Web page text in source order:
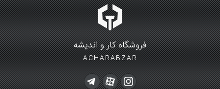
فروشگاه کار و اندیشه
ACHARABZAR